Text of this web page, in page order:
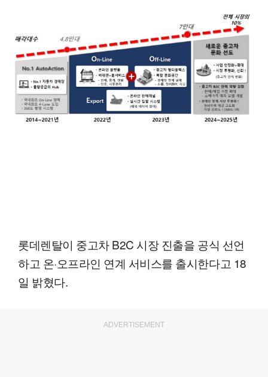
롯데렌탈이 중고차 B2C 시장 진출을 공식 선언
하고 온·오프라인 연계 서비스를 출시한다고 18
일 밝혔다.
ADVERTISEMENT